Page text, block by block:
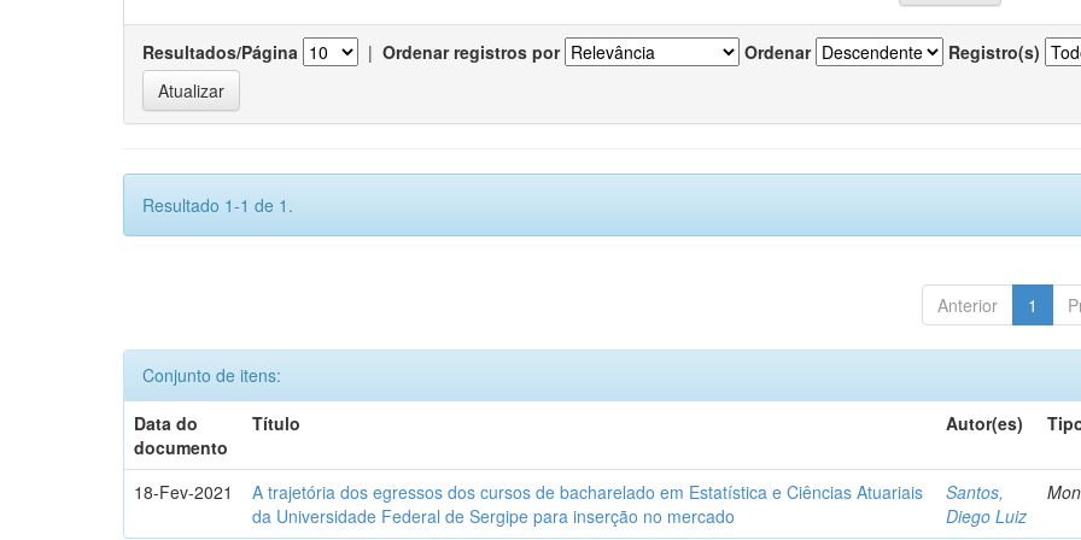
Resultados/Página | Ordenar registros por Ordenar Registro(s)
Resultado 1-1 de 1.
Anterior 1
Conjunto de itens:
Data do
documento
Título Autor(es)
18-Fev-2021
A trajetória dos egressos dos cursos de bacharelado em Estatística e Ciências Atuariais
da Universidade Federal de Sergipe para inserção no mercado
Santos,
Diego Luiz